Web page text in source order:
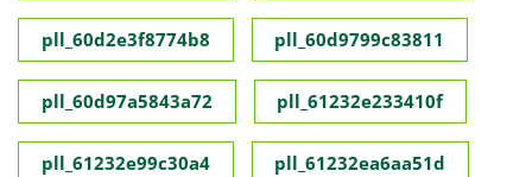
pll_60d2e3f8774b8 pll_60d9799c83811
pll_60d97a5843a72 pll_61232e233410f
pll_61232e99c30a4 pll_61232ea6aa51d